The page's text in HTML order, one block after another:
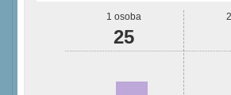
1 osoba
25